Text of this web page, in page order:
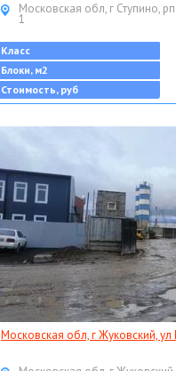
Московская обл, г Ступино,
1
Класс
Блоки, м2
Стоимость, руб
Московская обл, г Жуковский,